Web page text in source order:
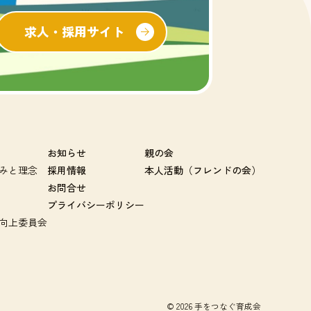
求人・採用サイト
と理念
上委員会
お知らせ
採用情報
お問合せ
プライバシーポリシー
親の会
本人活動（フレンドの会）
© 2026 手をつなぐ育成会